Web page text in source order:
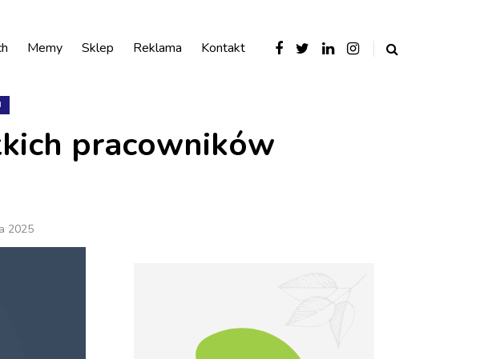
Memy Sklep Reklama Kontakt
pracowników
2025